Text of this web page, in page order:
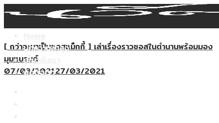
บทความล่าสุด
เกี่ยวกับเรา
ติดต่อเรา
Search
[ กว่าจะมาเป็นซอสแม็กกี้ ] เล่าเรื่องราวซอสในตำนานพร้อมมอง
มุมแบรนด์
07/03/202127/03/2021